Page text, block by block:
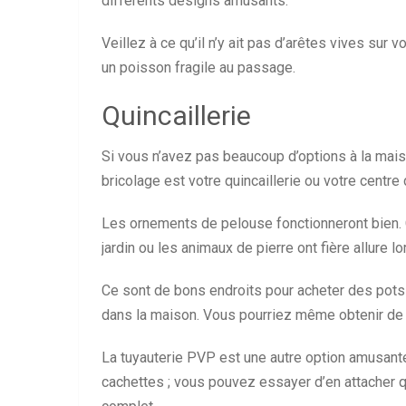
Veillez à ce qu’il n’y ait pas d’arêtes vives
un poisson fragile au passage.
Quincaillerie
Si vous n’avez pas beaucoup d’options à la
bricolage est votre quincaillerie ou votre centre
Les ornements de pelouse fonctionneront
jardin ou les animaux de pierre ont fière allure
Ce sont de bons endroits pour acheter des
dans la maison. Vous pourriez même obtenir
La tuyauterie PVP est une autre option
cachettes ; vous pouvez essayer d’en